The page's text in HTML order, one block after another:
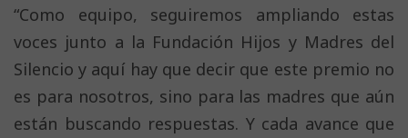
“Como equipo, seguiremos ampliando estas
voces junto a la Fundación Hijos y Madres del
Silencio y aquí hay que decir que este premio no
es para nosotros, sino para las madres que aún
están buscando respuestas. Y cada avance que